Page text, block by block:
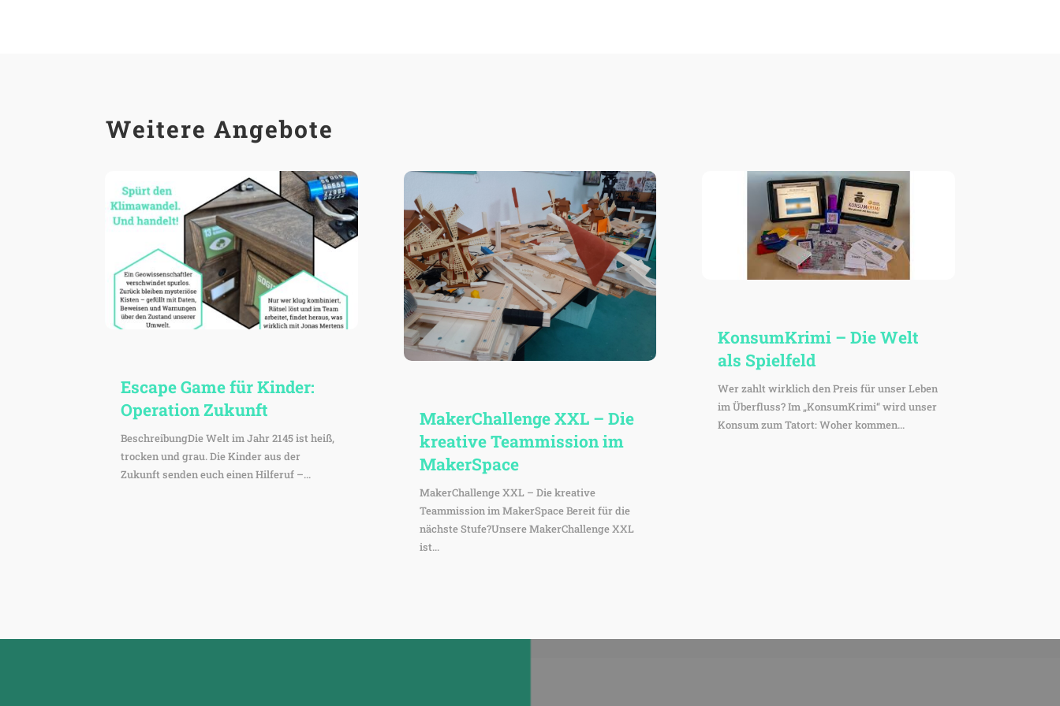
Weitere Angebote
Escape Game für Kinder:
Opera­tion Zukunft
BeschreibungDie Welt im Jahr 2145 ist heiß,
trocken und grau. Die Kinder aus der
Zukunft senden euch einen Hilferuf –...
Maker­Chall­enge XXL – Die
krea­tive Team­mis­sion im
MakerSpace
MakerChallenge XXL – Die kreative
Teammission im MakerSpace Bereit für die
nächste Stufe?Unsere MakerChallenge XXL
ist...
Konsum­Krimi – Die Welt
als Spielfeld
Wer zahlt wirklich den Preis für unser Leben
im Überfluss? Im „KonsumKrimi“ wird unser
Konsum zum Tatort: Woher kommen...